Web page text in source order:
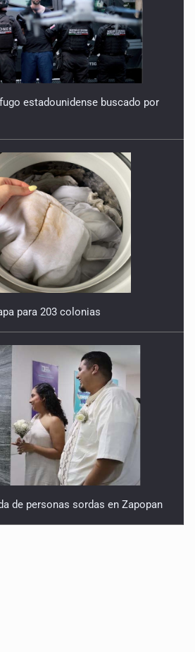
estadounidense buscado por
para 203 colonias
de personas sordas en Zapopan